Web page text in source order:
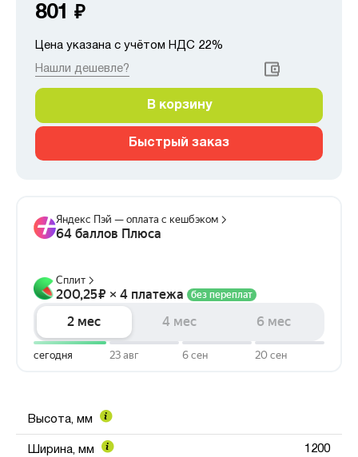
801 ₽
Цена указана с учётом НДС 22%
Нашли дешевле?
В корзину
Быстрый заказ
Высота, мм
Ширина, мм 1200